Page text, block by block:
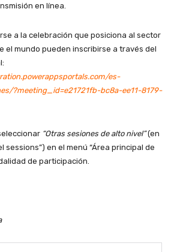
en línea.
a la celebración que posiciona al sector
el mundo pueden inscribirse a través del
es-
?meeting_id=e21721fb-bc8a-ee11-8179-
“Otras sesiones de alto nivel”(en
sessions”) en el menú “Área principal de
de participación.